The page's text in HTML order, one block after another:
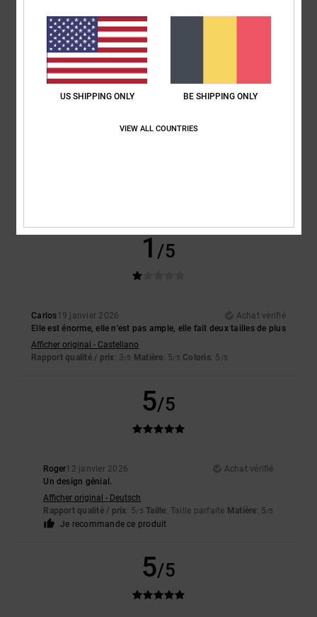
: 5/5
Je recommande ce produit
5 /5
1 /5
Carlos19 janvier 2026
Achat vérifié
Elle est énorme, elle n'est pas ample, elle fait deux tailles de plus
Afficher original - Castellano
Rapport qualité / prix: 3/5 Matière: 5/5 Coloris: 5 /5
5/5
Roger12 janvier 2026
Achat vérifié
Un design génial.
Afficher original - Deutsch
Rapport qualité / prix: 5/5 Taille: Taille parfaite Matière: 5/5
Je recommande ce produit
5/5
US SHIPPING ONLY BE SHIPPING ONLY
VIEW ALL COUNTRIES